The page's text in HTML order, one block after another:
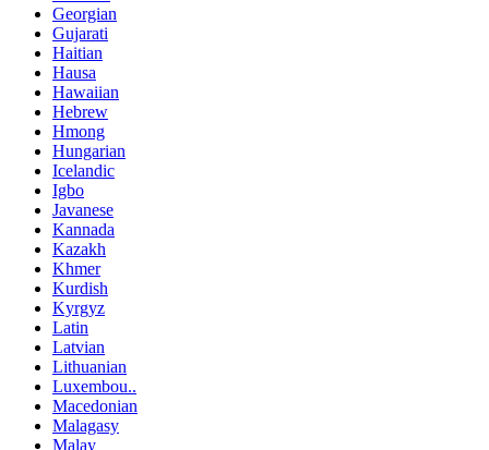
Georgian
Gujarati
Haitian
Hausa
Hawaiian
Hebrew
Hmong
Hungarian
Icelandic
Igbo
Javanese
Kannada
Kazakh
Khmer
Kurdish
Kyrgyz
Latin
Latvian
Lithuanian
Luxembou..
Macedonian
Malagasy
Malay